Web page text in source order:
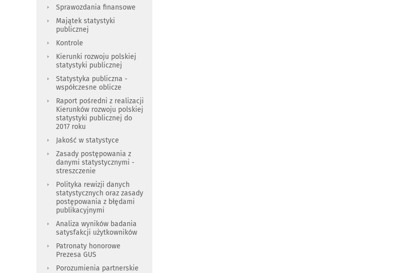
Sprawozdania finansowe
Majątek statystyki
publicznej
Kontrole
Kierunki rozwoju polskiej
statystyki publicznej
Statystyka publiczna -
współczesne oblicze
Raport pośredni z realizacji
Kierunków rozwoju polskiej
statystyki publicznej do
2017 roku
Jakość w statystyce
Zasady postępowania z
danymi statystycznymi -
streszczenie
Polityka rewizji danych
statystycznych oraz zasady
postępowania z błędami
publikacyjnymi
Analiza wyników badania
satysfakcji użytkowników
Patronaty honorowe
Prezesa GUS
Porozumienia partnerskie